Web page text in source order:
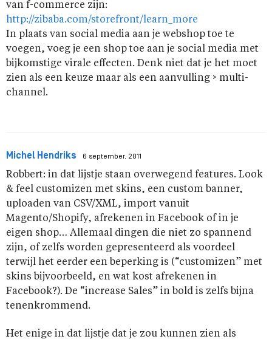
van f-commerce zijn:
http://zibaba.com/storefront/learn_more
In plaats van social media aan je webshop toe te
voegen, voeg je een shop toe aan je social media met
bijkomstige virale effecten. Denk niet dat je het moet
zien als een keuze maar als een aanvulling > multi-
channel.
Michel Hendriks 6 september, 2011
Robbert: in dat lijstje staan overwegend features. Look
& feel customizen met skins, een custom banner,
uploaden van CSV/XML, import vanuit
Magento/Shopify, afrekenen in Facebook of in je
eigen shop… Allemaal dingen die niet zo spannend
zijn, of zelfs worden gepresenteerd als voordeel
terwijl het eerder een beperking is (“customizen” met
skins bijvoorbeeld, en wat kost afrekenen in
Facebook?). De “increase Sales” in bold is zelfs bijna
tenenkrommend.
Het enige in dat lijstje dat je zou kunnen zien als